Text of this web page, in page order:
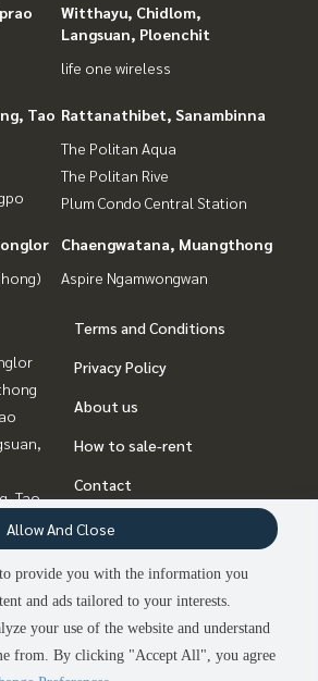
2 people are viewing
Sold Out
Witthayu, Chidlom,
Langsuan, Ploenchit
life one wireless
Tao Rattanathibet, Sanambinna
The Politan Aqua
The Politan Rive
Plum Condo Central Station
Chaengwatana, Muangthong
Aspire Ngamwongwan
Tao
Terms and Conditions
Privacy Policy
About us
How to sale-rent
Contact
to provide you with the information you
and ads tailored to your interests.
your use of the website and understand
from. By clicking "Accept All", you agree
Allow And Close